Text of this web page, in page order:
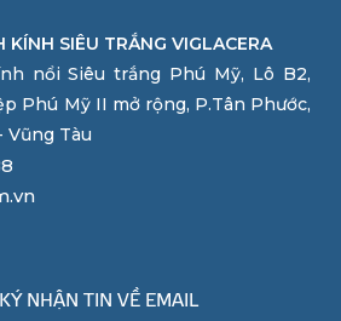
KÍNH SIÊU TRẮNG VIGLACERA
nổi Siêu trắng Phú Mỹ, Lô B2,
Phú Mỹ II mở rộng, P.Tân Phước,
Vũng Tàu
NHẬN TIN VỀ EMAIL